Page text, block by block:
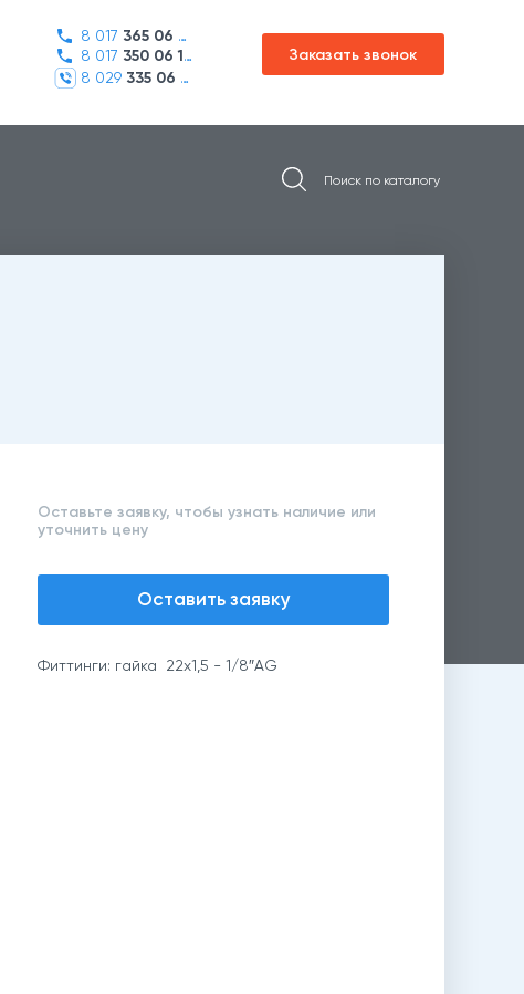
8 017 365 06 45
8 017 350 06 16
8 029 335 06 01
Заказать звонок
Оставьте заявку, чтобы узнать наличие или
уточнить цену
Оставить заявку
Фиттинги: гайка 22х1,5 - 1/8″AG